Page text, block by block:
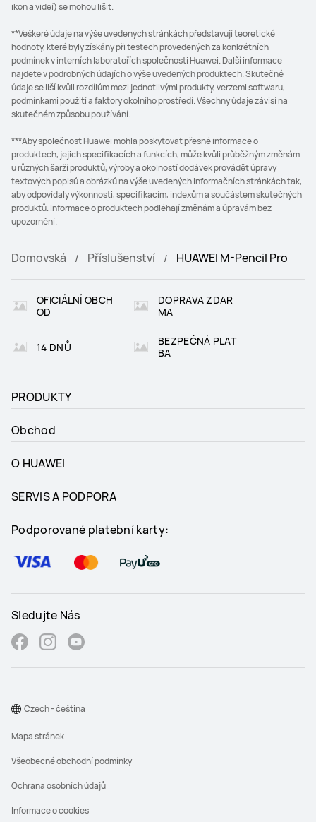
ikon a videí) se mohou lišit.
**Veškeré údaje na výše uvedených stránkách představují teoretické
hodnoty, které byly získány při testech provedených za konkrétních
podmínek v interních laboratořích společnosti Huawei. Další informace
najdete v podrobných údajích o výše uvedených produktech. Skutečné
údaje se liší kvůli rozdílům mezi jednotlivými produkty, verzemi softwaru,
podmínkami použití a faktory okolního prostředí. Všechny údaje závisí na
skutečném způsobu používání.
***Aby společnost Huawei mohla poskytovat přesné informace o
produktech, jejich specifikacích a funkcích, může kvůli průběžným změnám
u různých šarží produktů, výroby a okolností dodávek provádět úpravy
textových popisů a obrázků na výše uvedených informačních stránkách tak,
aby odpovídaly výkonnosti, specifikacím, indexům a součástem skutečných
produktů. Informace o produktech podléhají změnám a úpravám bez
upozornění.
Domovská Příslušenství HUAWEI M-Pencil Pro
OFICIÁLNÍ OBCH
OD
DOPRAVA ZDAR
MA
14 DNŮ
BEZPEČNÁ PLAT
BA
PRODUKTY
Obchod
O HUAWEI
SERVIS A PODPORA
Podporované platební karty:
Sledujte Nás
Mapa stránek
Všeobecné obchodní podmínky
Ochrana osobních údajů
Informace o cookies
Czech - čeština